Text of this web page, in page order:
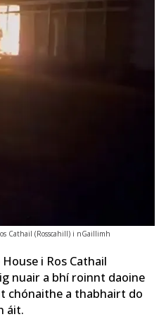
Cathail (Rosscahill) i nGaillimh
i Ros Cathail
nuair a bhí roinnt daoine
chónaithe a thabhairt do
áit.